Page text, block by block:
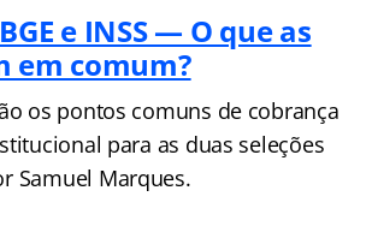
e INSS — O que as
em comum?
os pontos comuns de cobrança
para as duas seleções
Samuel Marques.